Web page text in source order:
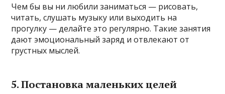
Чем бы вы ни любили заниматься — рисовать,
читать, слушать музыку или выходить на
прогулку — делайте это регулярно. Такие занятия
дают эмоциональный заряд и отвлекают от
грустных мыслей.
5. Постановка маленьких целей